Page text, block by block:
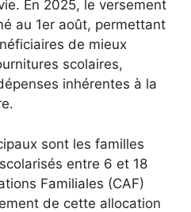
En 2025, le versement
au 1er août, permettant
de mieux
scolaires,
inhérentes à la
sont les familles
entre 6 et 18
Familiales (CAF)
de cette allocation